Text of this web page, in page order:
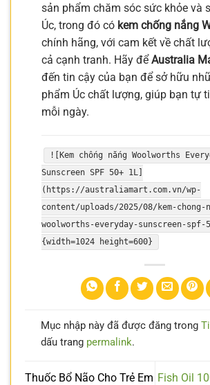
sản phẩm chăm sóc sức khỏe và
Úc, trong đó có kem chống nắng
chính hãng, với cam kết về chất
cả cạnh tranh. Hãy đểAustralia
đến tin cậy của bạn để sở hữu
phẩm Úc chất lượng, giúp bạn tự
mỗi ngày.
![Kem chống nắng Woolworths
Sunscreen SPF 50+ 1L]
(https://australiamart.com.vn/wp-
content/uploads/2025/08/kem-chong-
woolworths-everyday-sunscreen-
{width=1024 height=600}
Mục nhập này đã được đăng trong
dấu trang permalink.
Thuốc Bổ Não Cho Trẻ Em Fish Oil